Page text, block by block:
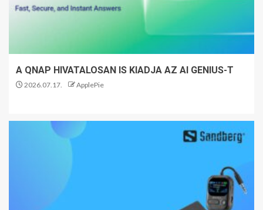
A QNAP HIVATALOSAN IS KIADJA AZ AI GENIUS-T
2026.07.17. ApplePie